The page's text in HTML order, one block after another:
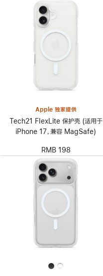
Apple 独家提供
Tech21 FlexLite 保护壳 (适用于
iPhone 17，兼容 MagSafe)
RMB 198